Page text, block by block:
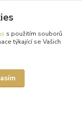
s použitím souborů
týkající se Vašich